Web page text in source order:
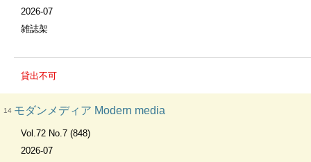
2026-07
雑誌架
貸出不可
14 モダンメディア Modern media
Vol.72 No.7 (848)
2026-07